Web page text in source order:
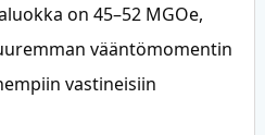
on 45–52 MGOe,
vääntömomentin
vastineisiin